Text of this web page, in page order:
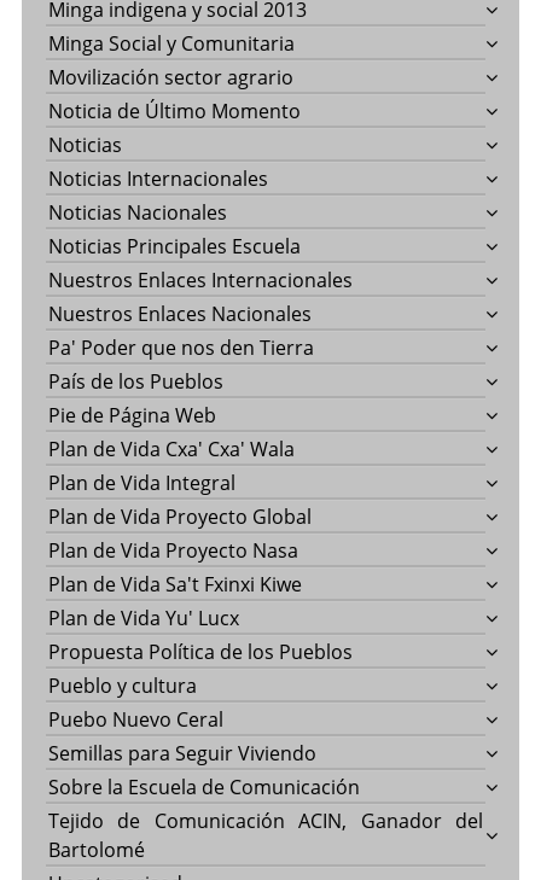
Minga indigena y social 2013
Minga Social y Comunitaria
Movilización sector agrario
Noticia de Último Momento
Noticias
Noticias Internacionales
Noticias Nacionales
Noticias Principales Escuela
Nuestros Enlaces Internacionales
Nuestros Enlaces Nacionales
Pa' Poder que nos den Tierra
País de los Pueblos
Pie de Página Web
Plan de Vida Cxa' Cxa' Wala
Plan de Vida Integral
Plan de Vida Proyecto Global
Plan de Vida Proyecto Nasa
Plan de Vida Sa't Fxinxi Kiwe
Plan de Vida Yu' Lucx
Propuesta Política de los Pueblos
Pueblo y cultura
Puebo Nuevo Ceral
Semillas para Seguir Viviendo
Sobre la Escuela de Comunicación
Tejido de Comunicación ACIN, Ganador del
Bartolomé